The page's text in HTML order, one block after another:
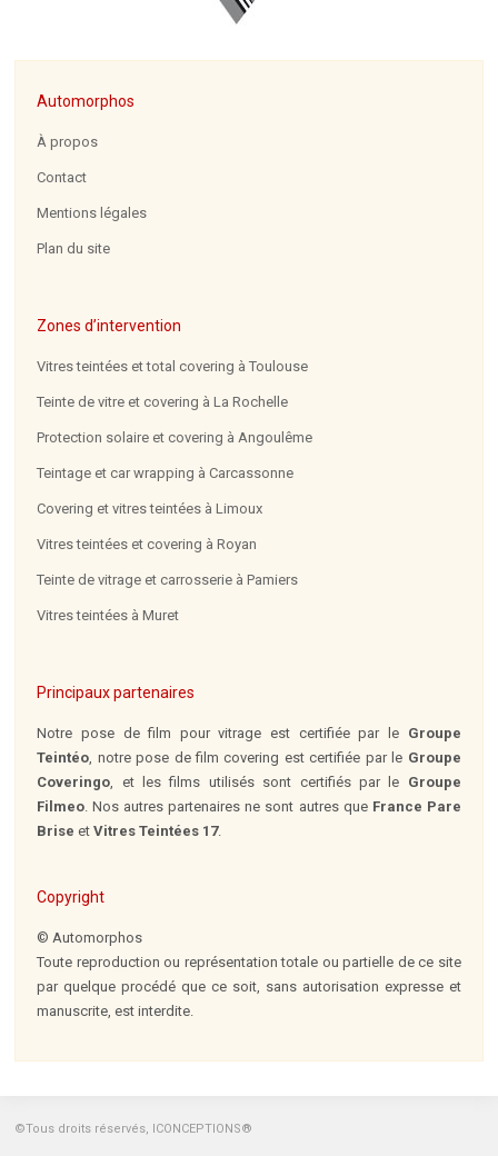
Automorphos
À propos
Contact
Mentions légales
Plan du site
Zones d’intervention
Vitres teintées et total covering à Toulouse
Teinte de vitre et covering à La Rochelle
Protection solaire et covering à Angoulême
Teintage et car wrapping à Carcassonne
Covering et vitres teintées à Limoux
Vitres teintées et covering à Royan
Teinte de vitrage et carrosserie à Pamiers
Vitres teintées à Muret
Principaux partenaires
Notre pose de film pour vitrage est certifiée par le Groupe
Teintéo , notre pose de film covering est certifiée par le Groupe
Coveringo , et les films utilisés sont certifiés par le Groupe
Filmeo . Nos autres partenaires ne sont autres que France Pare
Brise etVitres Teintées 17.
Copyright
© Automorphos
Toute reproduction ou représentation totale ou partielle de ce site
par quelque procédé que ce soit, sans autorisation expresse et
manuscrite, est interdite.
©Tous droits réservés, ICONCEPTIONS®